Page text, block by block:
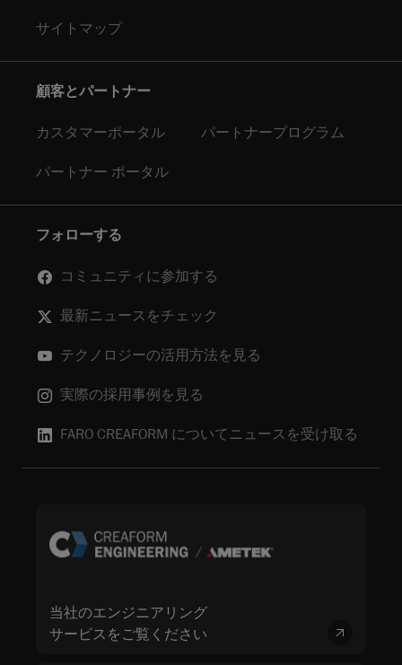
サイトマップ
顧客とパートナー
カスタマーポータル パートナープログラム
パートナー ポータル
フォローする
コミュニティに参加する
最新ニュースをチェック
テクノロジーの活用方法を見る
実際の採用事例を見る
FARO CREAFORM についてニュースを受け取る
当社のエンジニアリング
サービスをご覧ください